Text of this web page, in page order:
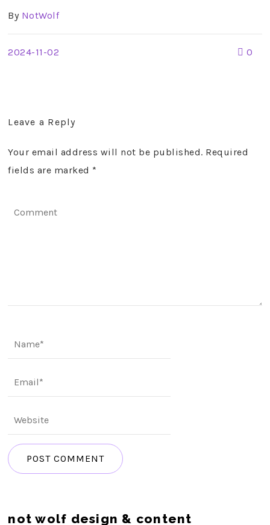
By NotWolf
2024-11-02 0
Leave a Reply
Your email address will not be published. Required
fields are marked *
not wolf design & content